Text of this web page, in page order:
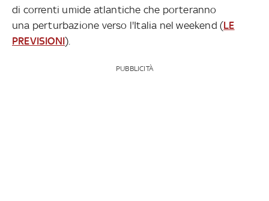
di correnti umide atlantiche che porteranno
una perturbazione verso l'Italia nel weekend (LE
PREVISIONI).
PUBBLICITÀ